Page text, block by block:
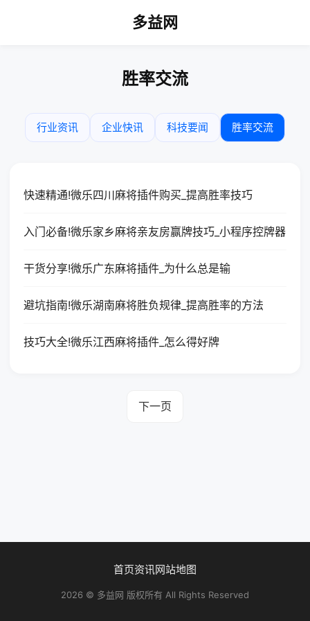
多益网
胜率交流
行业资讯 企业快讯 科技要闻 胜率交流
快速精通!微乐四川麻将插件购买_提高胜率技巧
入门必备!微乐家乡麻将亲友房赢牌技巧_小程序控牌器
干货分享!微乐广东麻将插件_为什么总是输
避坑指南!微乐湖南麻将胜负规律_提高胜率的方法
技巧大全!微乐江西麻将插件_怎么得好牌
下一页
首页资讯网站地图
2026 © 多益网 版权所有 All Rights Reserved